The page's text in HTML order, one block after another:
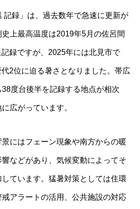
記録」は、過去数年で急速に更新が
上最高温度は2019年5月の佐呂間
録ですが、2025年には北見市で
2位に迫る暑さとなりました。帯広
度台後半を記録する地点が相次
広がっています。
にはフェーン現象や南方からの暖
などがあり、気候変動によってそ
ています。猛暑対策としては住環
アラートの活用、公共施設の対応